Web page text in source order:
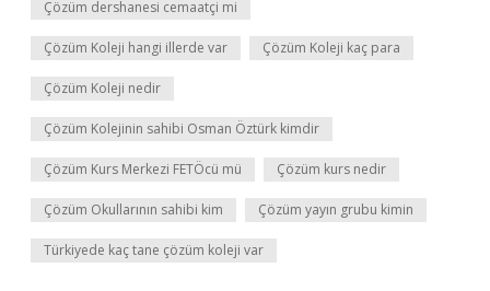
Çözüm dershanesi cemaatçi mi
Çözüm Koleji hangi illerde var Çözüm Koleji kaç para
Çözüm Koleji nedir
Çözüm Kolejinin sahibi Osman Öztürk kimdir
Çözüm Kurs Merkezi FETÖcü mü Çözüm kurs nedir
Çözüm Okullarının sahibi kim Çözüm yayın grubu kimin
Türkiyede kaç tane çözüm koleji var